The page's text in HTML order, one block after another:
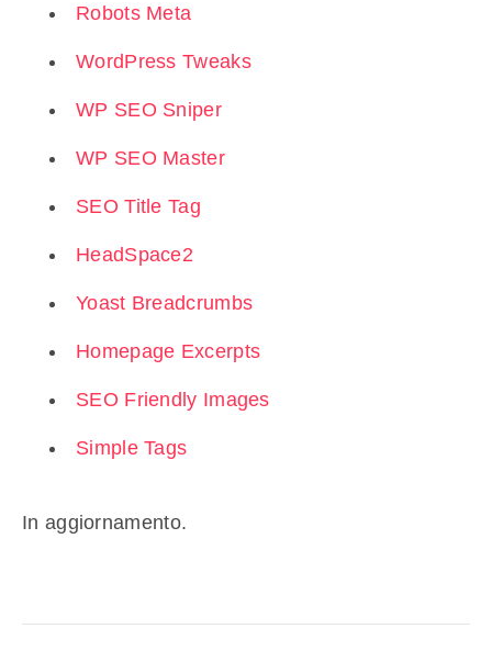
Robots Meta
WordPress Tweaks
WP SEO Sniper
WP SEO Master
SEO Title Tag
HeadSpace2
Yoast Breadcrumbs
Homepage Excerpts
SEO Friendly Images
Simple Tags
In aggiornamento.